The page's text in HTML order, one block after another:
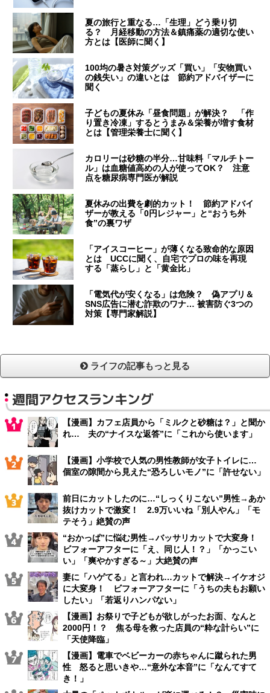
夏の旅行と重なる…「生理」どう乗り切
る？ 月経移動の方法＆鎮痛薬の適切な使い
方とは【医師に聞く】
100均の暑さ対策グッズ「買い」「安物買い
の銭失い」の違いとは 節約アドバイザーに
聞く
子どもの夏休み「昼食問題」が解決？ 「作
り置き冷凍」するとうまみ＆栄養が増す食材
とは【管理栄養士に聞く】
カロリーは砂糖の半分…甘味料「マルチトー
ル」は血糖値高めの人が使ってOK？ 注意
点を糖尿病専門医が解説
夏休みの出費を劇的カット！ 節約アドバイ
ザーが教える「0円レジャー」と“おうち外
食”の裏ワザ
「アイスコーヒー」が薄くなる致命的な原因
とは UCCに聞く、自宅でプロの味を再現
する「蒸らし」と「黄金比」
「電気代が安くなる」は危険？ 偽アプリ＆
SNS広告に潜む詐欺のワナ… 被害防ぐ3つの
対策【専門家解説】
ライフの記事もっと見る
週間アクセスランキング
【漫画】カフェ店員から「ミルクと砂糖は？」と聞か
れ… 夫の“ナイスな返答”に「これから使います」
【漫画】小学校で人気の男性教師が女子トイレに…
個室の隙間から見えた“恐ろしいモノ”に「許せない」
前日にカットしたのに…“しっくりこない”男性→あか
抜けカットで激変！ 2.9万いいね「別人やん」「モ
テそう」絶賛の声
“おかっぱ”に悩む男性→バッサリカットで大変身！
ビフォーアフターに「え、同じ人！？」「かっこい
い」「爽やかすぎる～」大絶賛の声
妻に「ハゲてる」と言われ…カットで解決→イケオジ
に大変身！ ビフォーアフターに「うちの夫もお願い
したい」「若返りハンパない」
【漫画】お祭りで子どもが欲しがったお面、なんと
2000円！？ 焦る母を救った店員の“粋な計らい”に
「天使降臨」
【漫画】電車でベビーカーの赤ちゃんに蹴られた男
性 怒ると思いきや…“意外な本音”に「なんてすて
き！」